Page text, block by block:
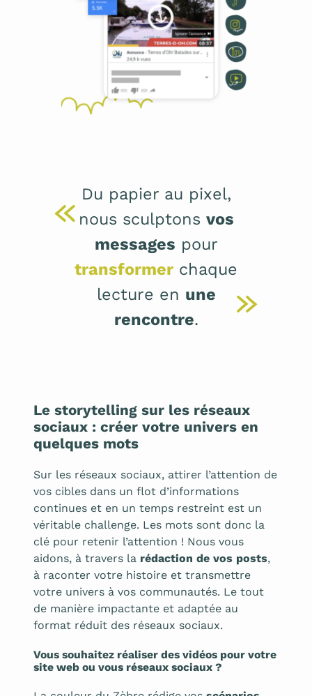
Du papier au pixel,
nous sculptons vos
messages pour
transformer chaque
lecture en une
rencontre.
Le storytelling sur les réseaux
sociaux : créer votre univers en
quelques mots
Sur les réseaux sociaux, attirer l’attention de
vos cibles dans un flot d’informations
continues et en un temps restreint est un
véritable challenge. Les mots sont donc la
clé pour retenir l’attention ! Nous vous
aidons, à travers la rédaction de vos posts,
à raconter votre histoire et transmettre
votre univers à vos communautés. Le tout
de manière impactante et adaptée au
format réduit des réseaux sociaux.
Vous souhaitez réaliser des vidéos pour votre
site web ou vous réseaux sociaux ?